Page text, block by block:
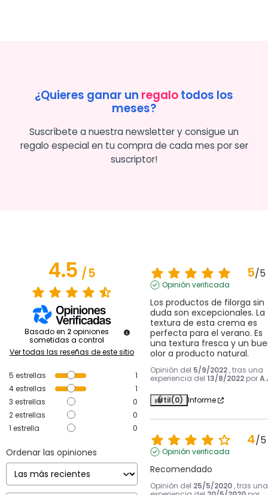
¿Quieres ganar un regalotodos los
meses?
Suscríbete a nuestra newsletter y consigue un
regalo especial en tu compra de cada mes por ser
suscriptor!
4.5/5
Basado en 2 opiniones
sometidas a control
Ver todas las reseñas de este sitio
5 estrellas
1
4estrellas
1
3 estrellas
0
2estrellas
0
1 estrella 0
Ordenar las opiniones
5/5
Opinión verificada
Los productos de filorga sin
duda son excepcionales. La
textura de esta crema es
perfecta para el verano. Es
una textura fresca y un
olor a producto natural.
Opinión del 5/9/2022 , tras una
experiencia del 13/8/2022 por
Útil(0) Informe
4/5
Opinión verificada
Recomendado
Opinión del 25/5/2020 , tras una